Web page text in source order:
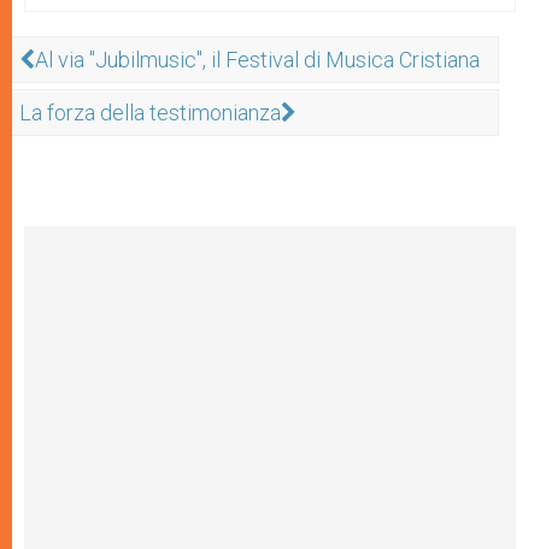
Al via "Jubilmusic", il Festival di Musica Cristiana
La forza della testimonianza